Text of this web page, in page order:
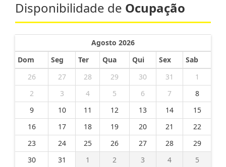
Disponibilidade de Ocupação
Agosto 2026
Dom
Seg Ter Qua Qui Sex
Sab
26
27 28 29 30 31
1
2
3 4 5 6 7
8
9
10 11 12 13 14
15
16
17 18 19 20 21
22
23
24 25 26 27 28
29
30
31 1 2 3 4 5